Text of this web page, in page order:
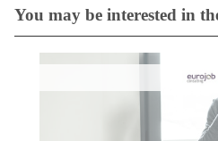
You may be interested in